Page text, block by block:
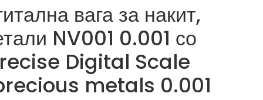
вага за накит,
NV001 0.001 со
Digital Scale
metals 0.001